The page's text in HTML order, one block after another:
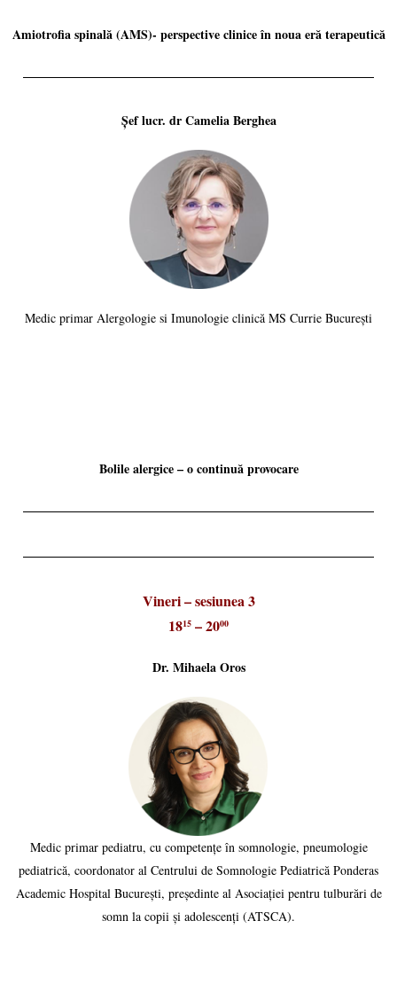
Amiotrofia spinală (AMS)- perspective clinice în noua eră terapeutică
Șef lucr. dr Camelia Berghea
Medic primar Alergologie si Imunologie clinică MS Currie București
Bolile alergice – o continuă provocare
Vineri – sesiunea 3
1815 – 2000
Dr. Mihaela Oros
Medic primar pediatru, cu competențe în somnologie, pneumologie
pediatrică, coordonator al Centrului de Somnologie Pediatrică Ponderas
Academic Hospital București, președinte al Asociației pentru tulburări de
somn la copii și adolescenți (ATSCA).